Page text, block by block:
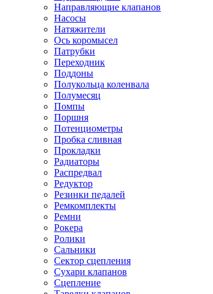
Направляющие клапанов
Насосы
Натяжители
Ось коромысел
Патрубки
Переходник
Поддоны
Полукольца коленвала
Полумесяц
Помпы
Поршня
Потенциометры
Пробка сливная
Прокладки
Радиаторы
Распредвал
Редуктор
Резинки педалей
Ремкомплекты
Ремни
Рокера
Ролики
Сальники
Сектор сцепления
Сухари клапанов
Сцепление